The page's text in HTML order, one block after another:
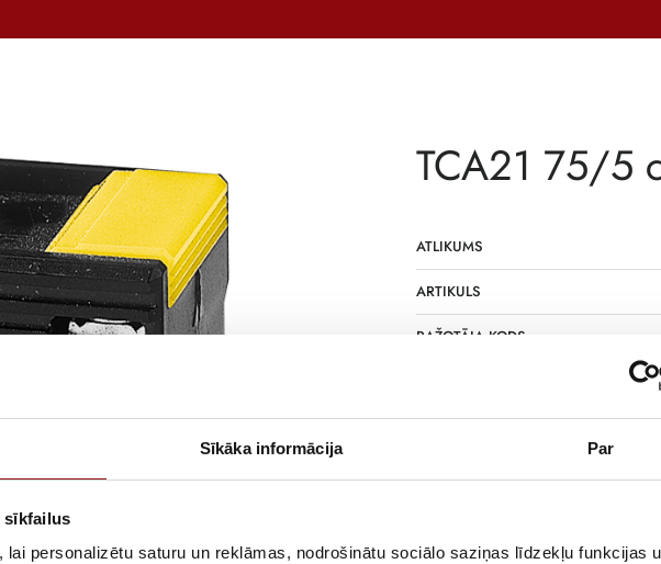
Sīkāka informācija Par
sīkfailus
personalizētu saturu un reklāmas, nodrošinātu sociālo saziņas līdzekļu funkcijas
TCA21 75/5
ATLIKUMS
ARTIKULS
RAŽOTĀJA KODS
Cable-through CT TCA 21 75A/5A